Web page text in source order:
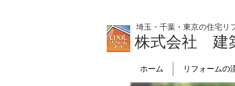
埼玉・千葉・東京の住宅リ
株式会社 建
ホーム リフォームの